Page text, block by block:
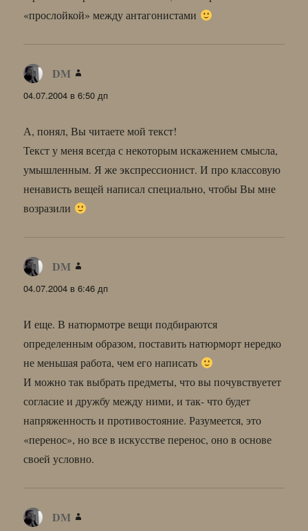
«прослойкой» между антагонистами
DM
04.07.2004 в 6:50 дп
А, понял, Вы читаете мой текст!
Текст у меня всегда с некоторым искажением смысла,
умышленным. Я же экспрессионист. И про классовую
ненависть вещей написал специально, чтобы Вы мне
возразили
DM
04.07.2004 в 6:46 дп
И еще. В натюрмотре вещи подбираются
определенным образом, поставить натюрморт нередко
не меньшая работа, чем его написать
И можно так выбрать предметы, что вы почувствуетет
согласие и дружбу между ними, и так- что будет
напряженность и противостояние. Разумеется, это
«перенос», но все в искусстве перенос, оно в основе
своей условно.
DM